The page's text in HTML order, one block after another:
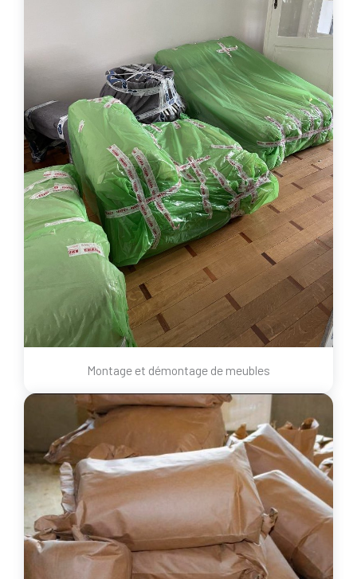
Montage et démontage de meubles